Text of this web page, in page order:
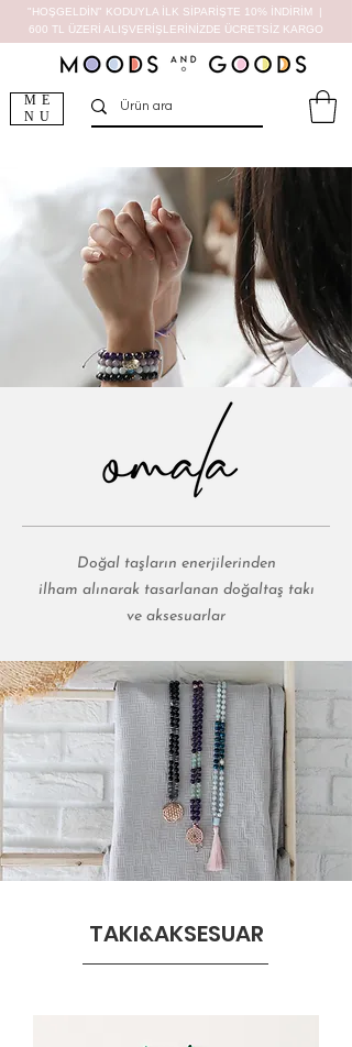
ME
NU
"HOŞGELDİN" KODUYLA İLK SİPARİŞTE 10% İNDİRİM |
600 TL ÜZERİ ALIŞVERİŞLERİNİZDE ÜCRETSİZ KARGO
Doğal taşların enerjilerinden
ilham alınarak tasarlanan doğaltaş takı
ve aksesuarlar
TAKI&AKSESUAR